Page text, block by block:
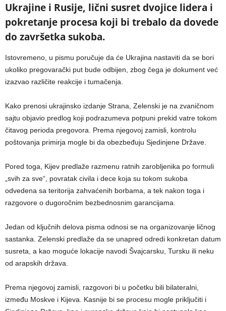
Ukrajine i Rusije, lični susret dvojice lidera i
pokretanje procesa koji bi trebalo da dovede
do završetka sukoba.
Istovremeno, u pismu poručuje da će Ukrajina nastaviti da se bori
ukoliko pregovarački put bude odbijen, zbog čega je dokument već
izazvao različite reakcije i tumačenja.
Kako prenosi ukrajinsko izdanje Strana, Zelenski je na zvaničnom
sajtu objavio predlog koji podrazumeva potpuni prekid vatre tokom
čitavog perioda pregovora. Prema njegovoj zamisli, kontrolu
poštovanja primirja mogle bi da obezbeđuju Sjedinjene Države.
Pored toga, Kijev predlaže razmenu ratnih zarobljenika po formuli
„svih za sve“, povratak civila i dece koja su tokom sukoba
odvedena sa teritorija zahvaćenih borbama, a tek nakon toga i
razgovore o dugoročnim bezbednosnim garancijama.
Jedan od ključnih delova pisma odnosi se na organizovanje ličnog
sastanka. Zelenski predlaže da se unapred odredi konkretan datum
susreta, a kao moguće lokacije navodi Švajcarsku, Tursku ili neku
od arapskih država.
Prema njegovoj zamisli, razgovori bi u početku bili bilateralni,
između Moskve i Kijeva. Kasnije bi se procesu mogle priključiti i